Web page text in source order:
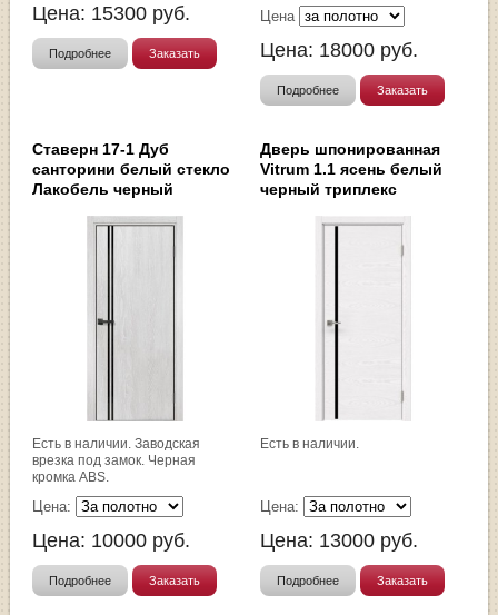
Цена: 15300 руб.
Подробнее Заказать
Цена
Цена: 18000 руб.
Подробнее Заказать
Ставерн 17-1 Дуб
санторини белый стекло
Лакобель черный
Есть в наличии. Заводская
врезка под замок. Черная
кромка ABS.
Цена:
Цена: 10000 руб.
Подробнее Заказать
Дверь шпонированная
Vitrum 1.1 ясень белый
черный триплекс
Есть в наличии.
Цена:
Цена: 13000 руб.
Подробнее Заказать